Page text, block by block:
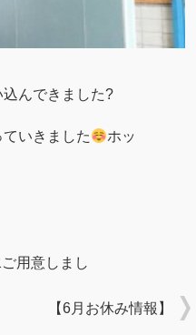
んできました?
いきました ホッ
用意しまし
【6月お休み情報】